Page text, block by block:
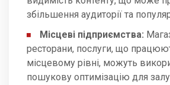
збільшення аудиторії та
Місцеві підприємства:
ресторани, послуги, що
місцевому рівні, можуть
пошукову оптимізацію для